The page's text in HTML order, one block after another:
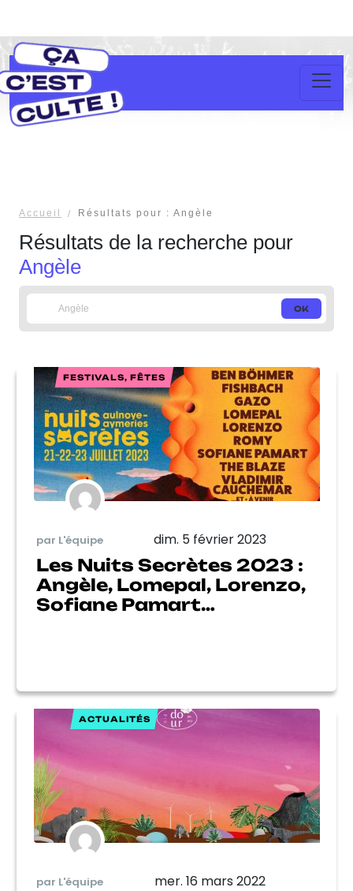
Accueil Résultats pour : Angèle
Résultats de la recherche pour
Angèle
FESTIVALS, FÊTES
par L'équipe dim. 5 février 2023
Les Nuits Secrètes 2023 :
Angèle, Lomepal, Lorenzo,
Sofiane Pamart…
ACTUALITÉS
par L'équipe mer. 16 mars 2022